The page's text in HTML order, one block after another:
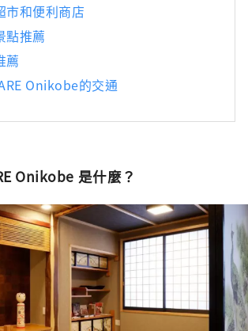
市和便利商店
點推薦
薦
Onikobe的交通
Onikobe 是什麼？